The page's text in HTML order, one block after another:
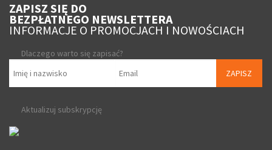
ZAPISZ SIĘ DO
BEZPŁATNEGO NEWSLETTERA
INFORMACJE O PROMOCJACH I NOWOŚCIACH
Dlaczego warto się zapisać?
ZAPISZ
Aktualizuj subskrypcję